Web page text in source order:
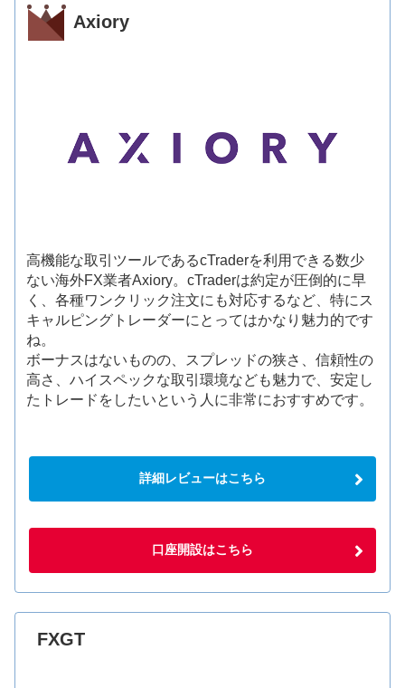
Axiory
高機能な取引ツールであるcTraderを利用できる数少
ない海外FX業者Axiory。cTraderは約定が圧倒的に早
く、各種ワンクリック注文にも対応するなど、特にス
キャルピングトレーダーにとってはかなり魅力的です
ね。
ボーナスはないものの、スプレッドの狭さ、信頼性の
高さ、ハイスペックな取引環境なども魅力で、安定し
たトレードをしたいという人に非常におすすめです。
詳細レビューはこちら
口座開設はこちら
FXGT